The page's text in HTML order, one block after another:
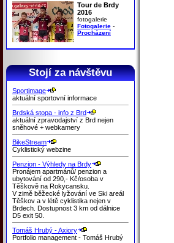
Tour de Brdy
2016
fotogalerie
Fotogalerie -
Procházení
Stojí za návštěvu
Sportimage
aktuální sportovní informace
Brdská stopa - info z Brd
aktuální zpravodajství z Brd nejen
sněhové + webkamery
BikeStream
Cyklistický webzine
Penzion - Výhledy na Brdy
Pronájem apartmánů/ penzion a
ubytování od 290,- Kč/osoba v
Těškově na Rokycansku.
V zimě běžecké lyžování ve Ski areál
Těškov a v létě cyklistika nejen v
Brdech. Dostupnost 3 km od dálnice
D5 exit 50.
Tomáš Hrubý - Axiory
Portfolio management - Tomáš Hrubý